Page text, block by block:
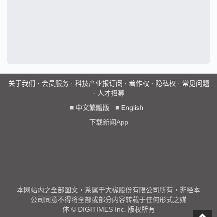
关于我们 · 会员服务· 科技产业报订阅 · 着作权 · 隐私权 · 常见问题
· 人才招募
■ 中文繁體版 ■ English
下载新闻App
本网站内之全部图文，系属于大椽股份有限公司所有，非经本
公司同意不得将全部或部分内容转载于任何形式之媒
体 © DIGITIMES Inc. 版权所有